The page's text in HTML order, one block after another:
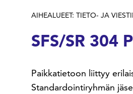
AIHEALUEET: TIETO- JA
SFS/SR 304
Paikkatietoon liittyy
Standardointiryhmän